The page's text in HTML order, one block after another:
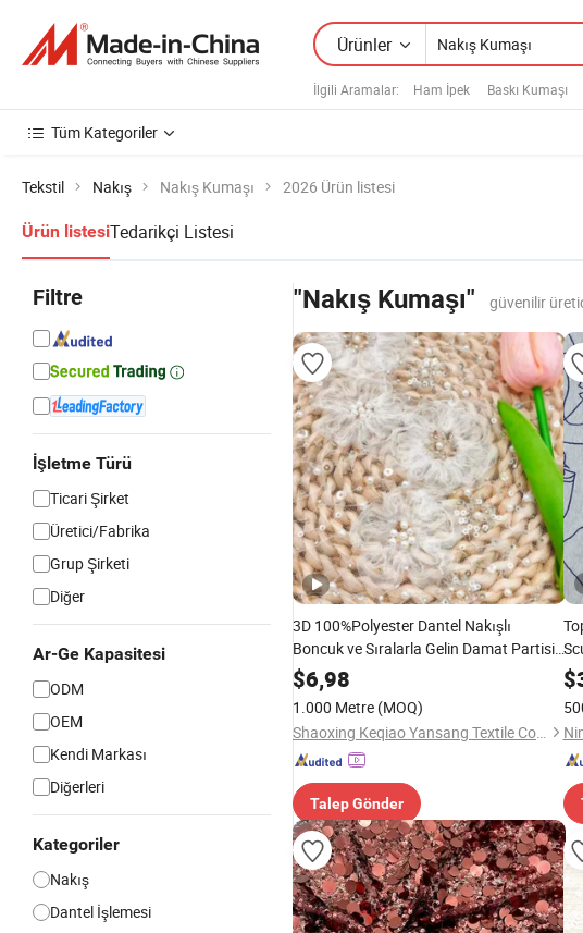
Ürünler
İlgili Aramalar: Ham İpek Baskı Kumaşı
Tüm Kategoriler
Tekstil Nakış Nakış Kumaşı 2026 Ürün listesi
Ürün listesiTedarikçi Listesi
Filtre
İşletme Türü
Ticari Şirket
Üretici/Fabrika
Grup Şirketi
Diğer
Ar-Ge Kapasitesi
ODM
OEM
Kendi Markası
Diğerleri
Kategoriler
Nakış
Dantel İşlemesi
"Nakış Kumaşı" güvenilir
3D 100%Polyester Dantel Nakışlı
Boncuk ve Sıralarla Gelin Damat Partisi
Elbisesi Kadın Moda Etek Kumaşı
$6,98
1.000 Metre (MOQ)
Shaoxing Keqiao Yansang Textile Co., Ltd.
Talep Gönder
$